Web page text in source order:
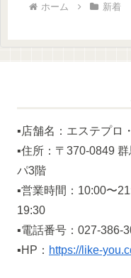
ホーム 新着
▪️店舗名：エステプロ
▪️住所：〒370-0849
パ3階
▪️営業時間：10:00〜
19:30
▪️電話番号：027-386-
▪️HP： https://like-